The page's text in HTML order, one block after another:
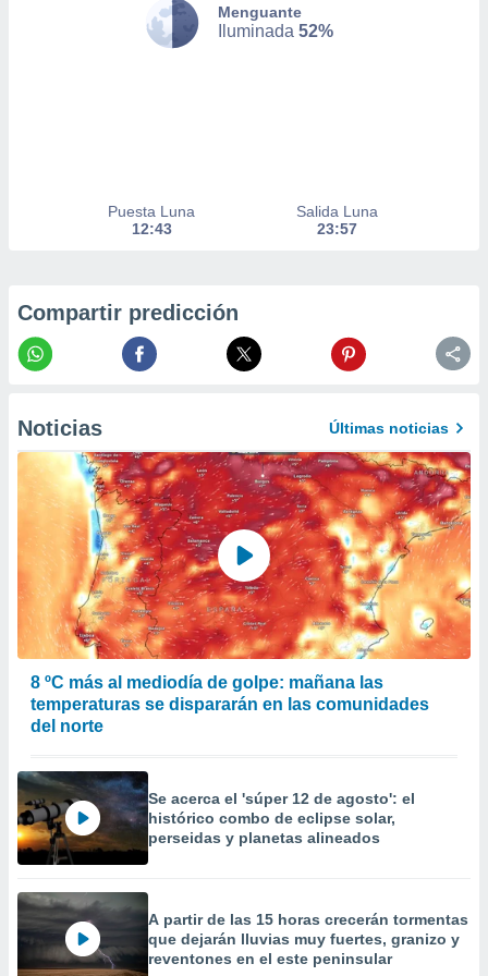
traten tus
en
su
datos
en
en
de
un
o acceder
datos
perfiles
utilizar
Menguante
Iluminada 52%
Puesta Luna
12:43
Salida Luna
23:57
Compartir predicción
Noticias Últimas noticias
8 ºC más al mediodía de golpe: mañana las
temperaturas se dispararán en las comunidades
del norte
Se acerca el 'súper 12 de agosto': el
histórico combo de eclipse solar,
perseidas y planetas alineados
A partir de las 15 horas crecerán tormentas
que dejarán lluvias muy fuertes, granizo y
reventones en el este peninsular